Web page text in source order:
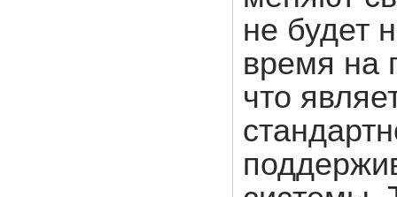
не будет
время на
что